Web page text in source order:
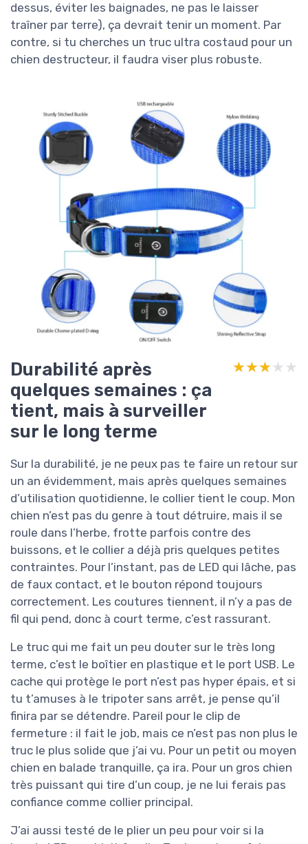
dessus, éviter les baignades, ne pas le laisser
traîner par terre), ça devrait tenir un moment. Par
contre, si tu cherches un truc ultra costaud pour un
chien destructeur, il faudra viser plus robuste.
Durabilité après
quelques semaines : ça
tient, mais à surveiller
sur le long terme
★★★★★
★★★★★
Sur la durabilité, je ne peux pas te faire un retour sur
un an évidemment, mais après quelques semaines
d’utilisation quotidienne, le collier tient le coup. Mon
chien n’est pas du genre à tout détruire, mais il se
roule dans l’herbe, frotte parfois contre des
buissons, et le collier a déjà pris quelques petites
contraintes. Pour l’instant, pas de LED qui lâche, pas
de faux contact, et le bouton répond toujours
correctement. Les coutures tiennent, il n’y a pas de
fil qui pend, donc à court terme, c’est rassurant.
Le truc qui me fait un peu douter sur le très long
terme, c’est le boîtier en plastique et le port USB. Le
cache qui protège le port n’est pas hyper épais, et si
tu t’amuses à le tripoter sans arrêt, je pense qu’il
finira par se détendre. Pareil pour le clip de
fermeture : il fait le job, mais ce n’est pas non plus le
truc le plus solide que j’ai vu. Pour un petit ou moyen
chien en balade tranquille, ça ira. Pour un gros chien
très puissant qui tire d’un coup, je ne lui ferais pas
confiance comme collier principal.
J’ai aussi testé de le plier un peu pour voir si la